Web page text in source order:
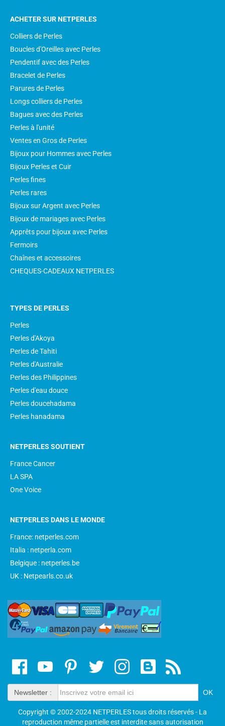
ACHETER SUR NETPERLES
Colliers de Perles
Boucles d'Oreilles avec Perles
Pendentif avec des Perles
Bracelet de Perles
Parures de Perles
Longs colliers de Perles
Bagues avec des Perles
Perles à l'unité
Ventes en Gros de Perles
Bijoux pour Hommes avec Perles
Bijoux Perles et Cuir
Perles fines
Perles rares
Bijoux sur Argent avec Perles
Bijoux de mariages avec Perles
Apprêts pour bijoux avec Perles
Fermoirs
Chaînes et accessoires
CHEQUES-CADEAUX NETPERLES
TYPES DE PERLES
Perles
Perles d'Akoya
Perles de Tahiti
Perles d'Australie
Perles des Philippines
Perles d'eau douce
Perles doucehadama
Perles hanadama
NETPERLES SOUTIENT
France Cancer
LA SPA
One Voice
NETPERLES DANS LE MONDE
France: netperles.com
Italia : netperla.com
Belgique : netperles.be
UK : Netpearls.co.uk
Newsletter :
Copyright © 2002-2024 NETPERLES tous droits réservés - La
reproduction même partielle est interdite sans autorisation